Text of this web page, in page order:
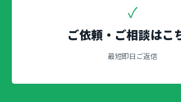
✓
ご依頼・ご相談はこ
最短即日ご返信